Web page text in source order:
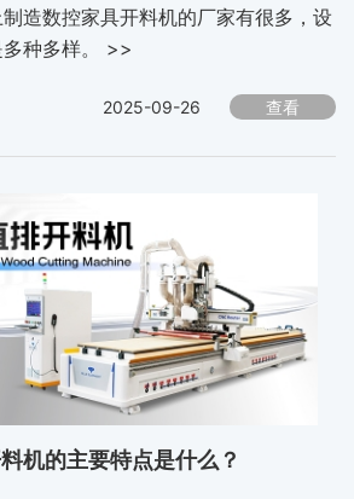
造数控家具开料机的厂家有很多，设
种多样。 >>
2025-09-26 查看
机的主要特点是什么？